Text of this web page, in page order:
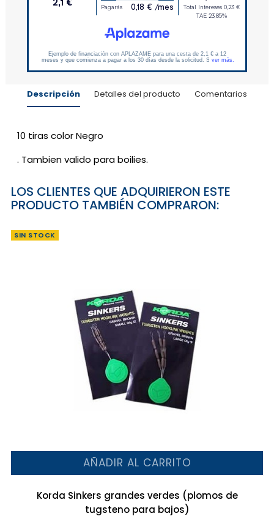
Descripción Detalles del producto Comentarios
10 tiras color Negro
. Tambien valido para boilies.
LOS CLIENTES QUE ADQUIRIERON ESTE
PRODUCTO TAMBIÉN COMPRARON:
SIN STOCK
AÑADIR AL CARRITO
Korda Sinkers grandes verdes (plomos de
tugsteno para bajos)